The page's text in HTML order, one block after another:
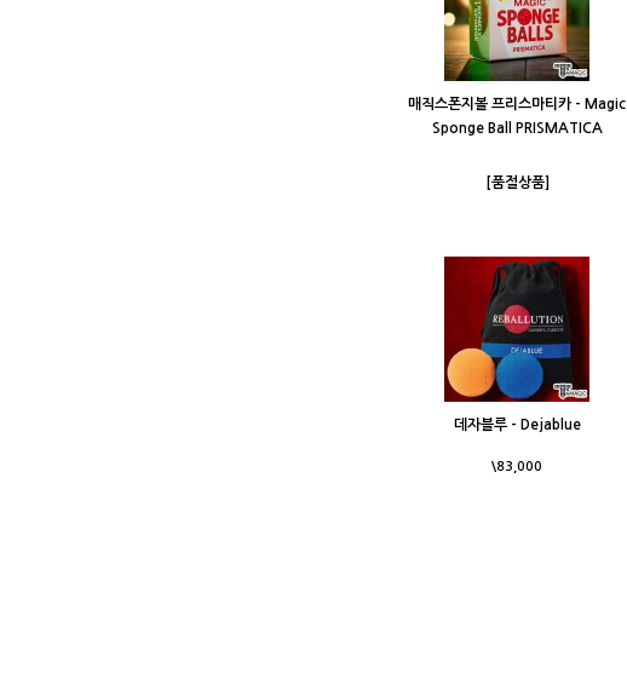
매직스폰지볼 프리스마티카 - Magic
Sponge Ball PRISMATICA
[품절상품]
데자블루 - Dejablue
\83,000